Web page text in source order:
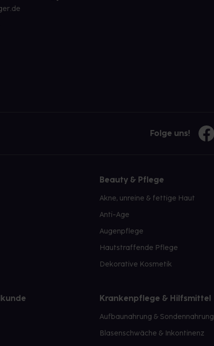
Folge uns!
Beauty & Pflege
Akne, unreine & fettige Haut
Anti-Age
Augenpflege
Hautstraffende Pflege
Dekorative Kosmetik
Krankenpflege & Hilfsmittel
Aufbaunahrung & Sondennahrung
Blasenschwäche & Inkontinenz